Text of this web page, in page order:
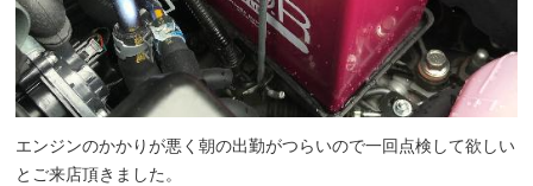
エンジンのかかりが悪く朝の出勤がつらいので一回点検して欲しい
とご来店頂きました。